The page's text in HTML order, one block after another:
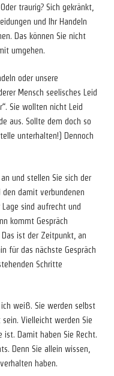
traurig? Sich gekränkt,
und Ihr Handeln
Das können Sie nicht
umgehen.
oder unsere
Mensch seelisches Leid
Sie wollten nicht Leid
aus. Sollte dem doch so
unterhalten!) Dennoch
und stellen Sie sich der
den damit verbundenen
sind aufrecht und
kommt Gespräch
ist der Zeitpunkt, an
für das nächste Gespräch
Schritte
weiß. Sie werden selbst
Vielleicht werden Sie
ist. Damit haben Sie Recht.
Denn Sie allein wissen,
haben.